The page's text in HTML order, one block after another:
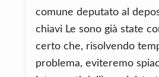
comune deputato al
chiavi Le sono già state
certo che, risolvendo
problema, eviteremo